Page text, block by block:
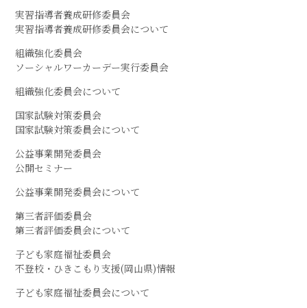
実習指導者養成研修委員会
実習指導者養成研修委員会について
組織強化委員会
ソーシャルワーカーデー実行委員会
組織強化委員会について
国家試験対策委員会
国家試験対策委員会について
公益事業開発委員会
公開セミナー
公益事業開発委員会について
第三者評価委員会
第三者評価委員会について
子ども家庭福祉委員会
不登校・ひきこもり支援(岡山県)情報
子ども家庭福祉委員会について